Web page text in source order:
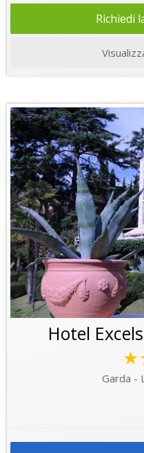
Richiedi
Hotel
Garda -